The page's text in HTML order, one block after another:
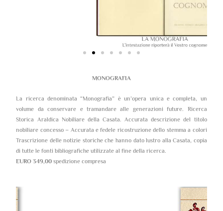
MONOGRAFIA
La ricerca denominata “Monografia” è un’opera unica e completa, un
volume da conservare e tramandare alle generazioni future. Ricerca
Storica Araldica Nobiliare della Casata. Accurata descrizione del titolo
nobiliare concesso – Accurata e fedele ricostruzione dello stemma a colori
Trascrizione delle notizie storiche che hanno dato lustro alla Casata, copia
di tutte le fonti bibliografiche utilizzate al fine della ricerca.
EURO 349,00 spedizione compresa